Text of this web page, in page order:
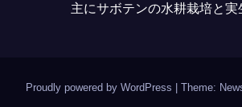
主にサボテンの水耕栽培と実
Proudly powered by WordPress Theme: